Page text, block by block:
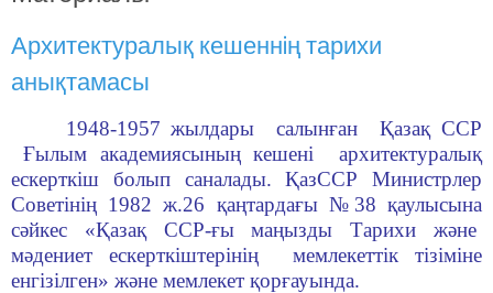
Архитектуралық кешеннiң тарихи
анықтамасы
1948-1957 жылдары салынған Қазақ ССР
Ғылым академиясының кешені архитектуралық
ескерткіш болып саналады. ҚазССР Министрлер
Советінің 1982 ж.26 қаңтардағы №38 қаулысына
сәйкес «Қазақ ССР-ғы маңызды Тарихи және
мәдениет ескерткiштерінің мемлекеттiк тізiміне
енгiзiлген» және мемлекет қорғауында.